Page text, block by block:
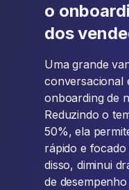
o
dos
Uma grande
conversacional
onboarding de
Reduzindo o
50%, ela
rápido e focado
disso, diminui
de